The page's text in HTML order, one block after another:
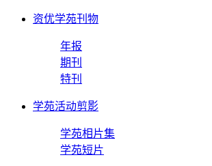
资优学苑刊物
年报
期刊
特刊
学苑活动剪影
学苑相片集
学苑短片